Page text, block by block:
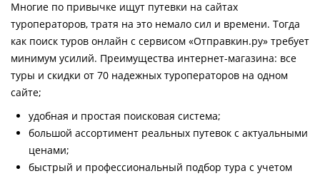
Многие по привычке ищут путевки на сайтах
туроператоров, тратя на это немало сил и времени. Тогда
как поиск туров онлайн с сервисом «Отправкин.ру» требует
минимум усилий. Преимущества интернет-магазина: все
туры и скидки от 70 надежных туроператоров на одном
сайте;
удобная и простая поисковая система;
большой ассортимент реальных путевок с актуальными
ценами;
быстрый и профессиональный подбор тура с учетом